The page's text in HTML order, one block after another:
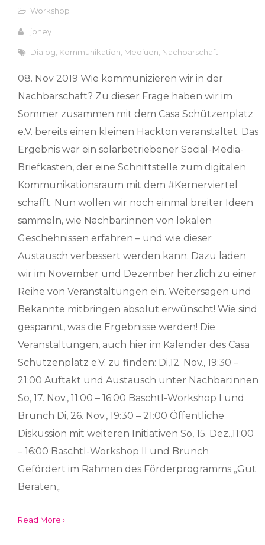
Workshop
johey
Dialog, Kommunikation, Mediuen, Nachbarschaft
08. Nov 2019 Wie kommunizieren wir in der
Nachbarschaft? Zu dieser Frage haben wir im
Sommer zusammen mit dem Casa Schützenplatz
e.V. bereits einen kleinen Hackton veranstaltet. Das
Ergebnis war ein solarbetriebener Social-Media-
Briefkasten, der eine Schnittstelle zum digitalen
Kommunikationsraum mit dem #Kernerviertel
schafft. Nun wollen wir noch einmal breiter Ideen
sammeln, wie Nachbar:innen von lokalen
Geschehnissen erfahren – und wie dieser
Austausch verbessert werden kann. Dazu laden
wir im November und Dezember herzlich zu einer
Reihe von Veranstaltungen ein. Weitersagen und
Bekannte mitbringen absolut erwünscht! Wie sind
gespannt, was die Ergebnisse werden! Die
Veranstaltungen, auch hier im Kalender des Casa
Schützenplatz e.V. zu finden: Di,12. Nov., 19:30 –
21:00 Auftakt und Austausch unter Nachbar:innen
So, 17. Nov., 11:00 – 16:00 Baschtl-Workshop I und
Brunch Di, 26. Nov., 19:30 – 21:00 Öffentliche
Diskussion mit weiteren Initiativen So, 15. Dez.,11:00
– 16:00 Baschtl-Workshop II und Brunch
Gefördert im Rahmen des Förderprogramms „Gut
Beraten„
Read More ›